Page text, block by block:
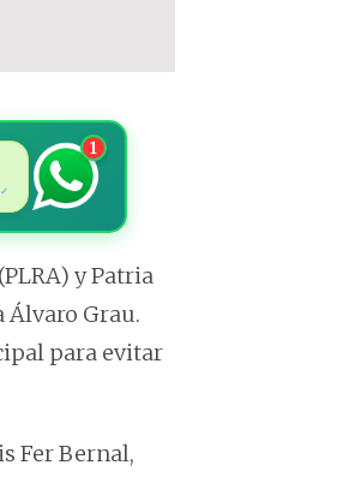
1
y Patria
Grau.
para evitar
Fer Bernal,